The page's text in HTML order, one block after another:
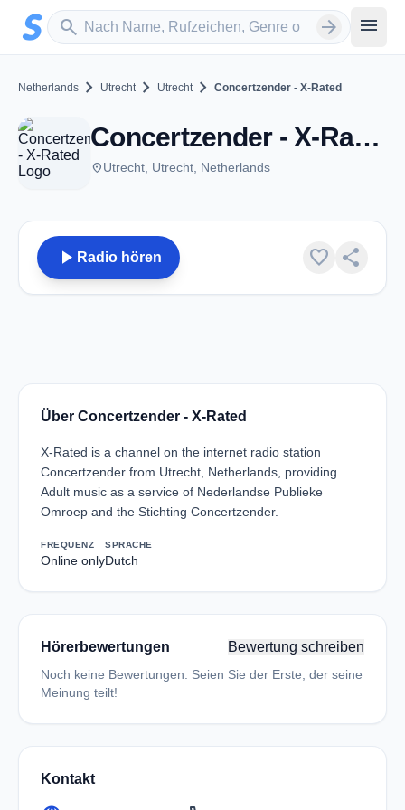
Zum Hauptinhalt springen
search
Sender suchen arrow_forward menu
Netherlands chevron_right Utrecht chevron_right Utrecht chevron_right Concertzender - X-Rated
Concertzender - X-Rated - Utrecht
placeUtrecht, Utrecht, Netherlands
play_arrow Radio hören favorite share
Über Concertzender - X-Rated
X-Rated is a channel on the internet radio station
Concertzender from Utrecht, Netherlands, providing
Adult music as a service of Nederlandse Publieke
Omroep and the Stichting Concertzender.
FREQUENZ
Online only
SPRACHE
Dutch
Hörerbewertungen Bewertung schreiben
Noch keine Bewertungen. Seien Sie der Erste, der seine
Meinung teilt!
Kontakt